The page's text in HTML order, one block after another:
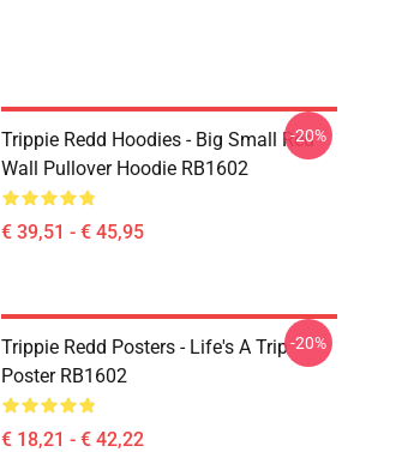
Trippie Redd Hoodies - Big Small Red
Wall Pullover Hoodie RB1602
€ 39,51 - € 45,95
-20%
Trippie Redd Posters - Life's A Trip
Poster RB1602
€ 18,21 - € 42,22
-20%